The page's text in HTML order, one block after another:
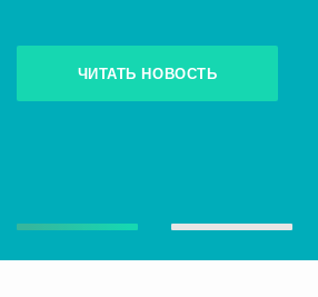
ЧИТАТЬ НОВОСТЬ